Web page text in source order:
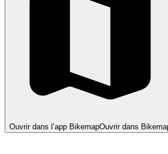
Ouvrir dans l’app BikemapOuvrir dans